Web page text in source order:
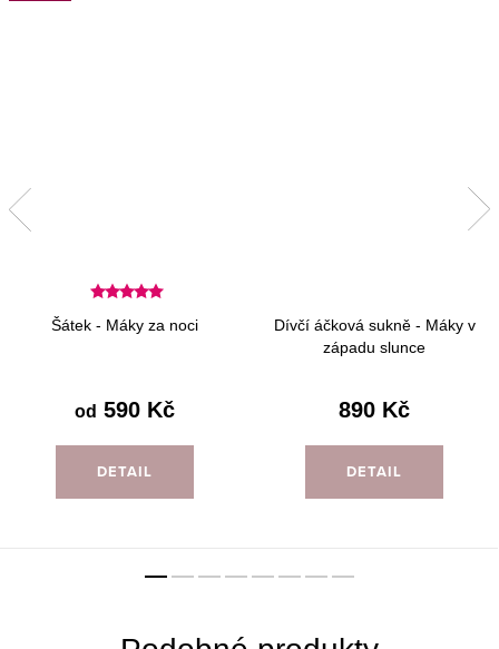
Šátek - Máky za noci
od 590 Kč
DETAIL
Dívčí áčková sukně - Máky v
západu slunce
890 Kč
DETAIL